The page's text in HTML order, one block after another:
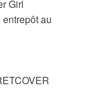
Girl
au